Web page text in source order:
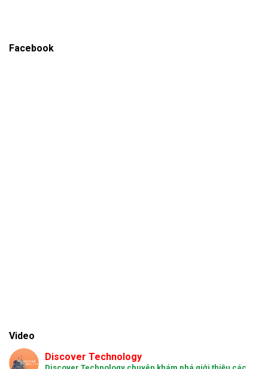
Facebook
Video
Discover Technology